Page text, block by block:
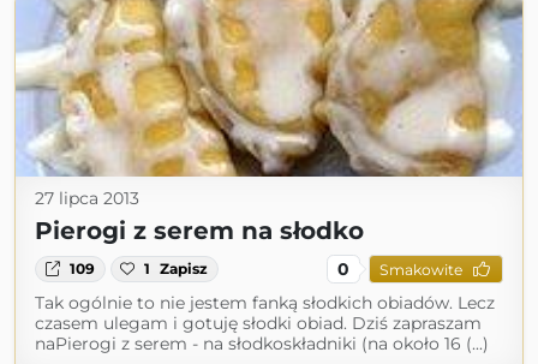
27 lipca 2013
Pierogi z serem na słodko
109 1 Zapisz 0 Smakowite
Tak ogólnie to nie jestem fanką słodkich obiadów. Lecz
czasem ulegam i gotuję słodki obiad. Dziś zapraszam
naPierogi z serem - na słodkoskładniki (na około 16 (...)